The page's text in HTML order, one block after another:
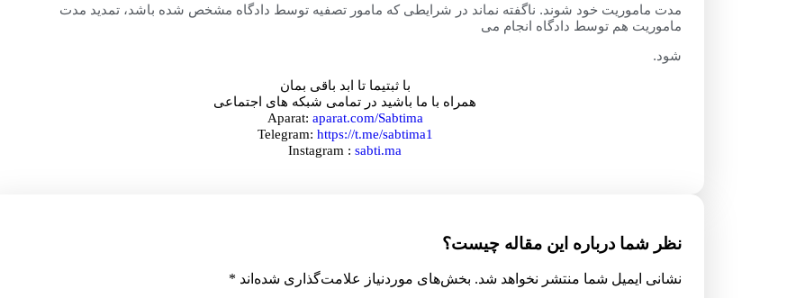
مدت ماموریت خود شوند. ناگفته نماند در شرایطی که مامور تصفیه توسط دادگاه مشخص شده باشد، تمدید مدت
ماموریت هم توسط دادگاه انجام می
شود.
با ثبتیما تا ابد باقی بمان
همراه با ما باشید در تمامی شبکه های اجتماعی
Aparat: aparat.com/Sabtima
Telegram: https://t.me/sabtima1
Instagram : sabti.ma
نظر شما درباره این مقاله چیست؟
نشانی ایمیل شما منتشر نخواهد شد. بخش‌های موردنیاز علامت‌گذاری شده‌اند *